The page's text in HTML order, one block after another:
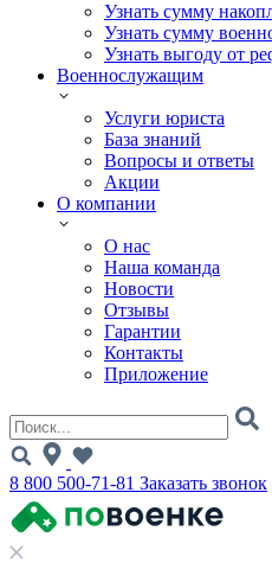
Узнать сумму
Узнать сумму
Узнать выгоду от
Военнослужащим
Услуги юриста
База знаний
Вопросы и ответы
Акции
О компании
О нас
Наша команда
Новости
Отзывы
Гарантии
Контакты
Приложение
8 800 500-71-81 Заказать звонок